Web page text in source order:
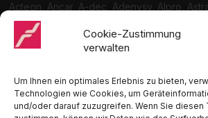
Cookie-Zustimmung
verwalten
Um Ihnen ein optimales Erlebnis zu bieten,
Technologien wie Cookies, um
und/oder darauf zuzugreifen. Wenn Sie diesen
Acteon, Ancar, A-dec, Adenysy, Alpro,
Cattani, Chirana, DCI, Dürr, ETI, Euronda,
Medentex, Melag, Midmark, Metasys, MK-
Hygiene, Ritter, Satelec, Scican, TKD,